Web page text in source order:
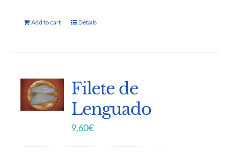
Add to cart Details
Filete de
Lenguado
9,60€